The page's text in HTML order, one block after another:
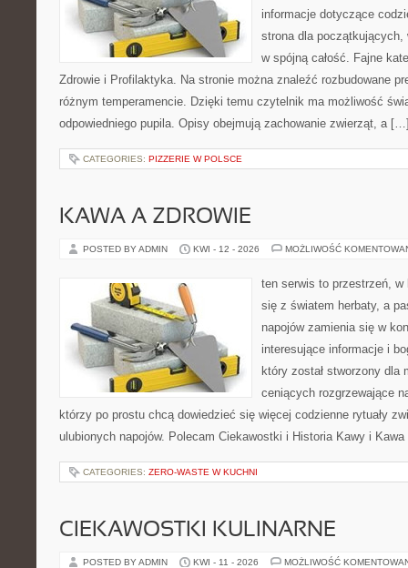
informacje dotyczące
strona dla początkujących,
w spójną całość. Fajne
Zdrowie i Profilaktyka. Na stronie można znaleźć rozbudowane
różnym temperamencie. Dzięki temu czytelnik ma możliwość
odpowiedniego pupila. Opisy obejmują zachowanie zwierząt, a
CATEGORIES: PIZZERIE W POLSCE
KAWA A ZDROWIE
POSTED BY ADMIN KWI - 12 - 2026 MOŻLIWOŚĆ
ten serwis to przestrzeń,
się z światem herbaty, a
napojów zamienia się w
interesujące informacje i
który został stworzony dla
ceniących rozgrzewające
którzy po prostu chcą dowiedzieć się więcej codzienne rytuały
ulubionych napojów. Polecam Ciekawostki i Historia Kawy i
CATEGORIES: ZERO-WASTE W KUCHNI
CIEKAWOSTKI KULINARNE
POSTED BY ADMIN KWI - 11 - 2026 MOŻLIWOŚĆ